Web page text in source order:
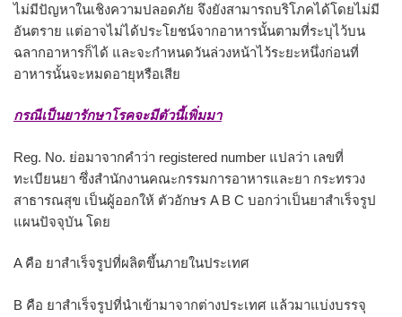
ไม่มีปัญหาในเชิงความปลอดภัย จึงยังสามารถบริโภคได้โดยไม่มี
อันตราย แต่อาจไม่ได้ประโยชน์จากอาหารนั้นตามที่ระบุไว้บน
ฉลากอาหารก็ได้ และจะกำหนดวันล่วงหน้าไว้ระยะหนึ่งก่อนที่
อาหารนั้นจะหมดอายุหรือเสีย
กรณีเป็นยารักษาโรคจะมีตัวนี้เพิ่มมา
Reg. No. ย่อมาจากคำว่า registered number แปลว่า เลขที่
ทะเบียนยา ซึ่งสำนักงานคณะกรรมการอาหารและยา กระทรวง
สาธารณสุข เป็นผู้ออกให้ ตัวอักษร A B C บอกว่าเป็นยาสำเร็จรูป
แผนปัจจุบัน โดย
A คือ ยาสำเร็จรูปที่ผลิตขึ้นภายในประเทศ
B คือ ยาสำเร็จรูปที่นำเข้ามาจากต่างประเทศ แล้วมาแบ่งบรรจุ